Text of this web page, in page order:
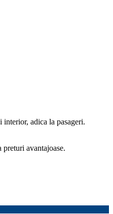
adica la pasageri.
preturi avantajoase.